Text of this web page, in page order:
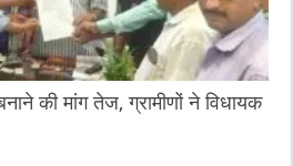
की मांग तेज, ग्रामीणों ने विधायक